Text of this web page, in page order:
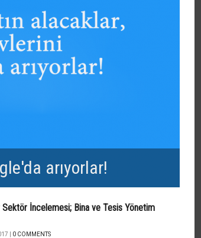
arıyorlar!
Sektör İncelemesi; Bina ve Tesis Yönetim
| 0 COMMENTS